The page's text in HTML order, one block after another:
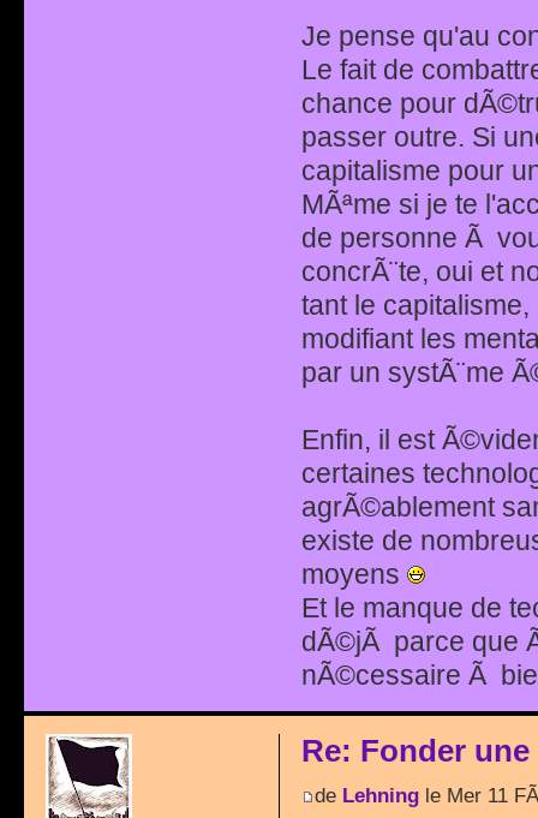
Je pense qu'au
Le fait de
chance pour
passer outre. Si
capitalisme pour
MÃªme si je te
de personne Ã
concrÃ¨te, oui et
tant le
modifiant les
par un systÃ¨me
Enfin, il est
certaines
agrÃ©ablement
existe de
moyens
Et le manque de
dÃ©jÃ parce que
nÃ©cessaire Ã
Re: Fonder
de Lehningle Mer 11